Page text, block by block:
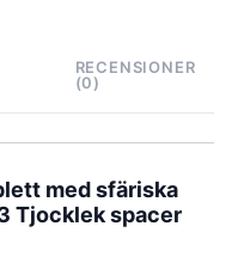
RECENSIONER
(0)
med sfäriska
Tjocklek spacer